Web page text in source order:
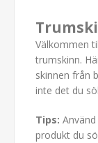
Välkommen
trumskinn.
skinnen från
inte det du
Tips:
produkt du